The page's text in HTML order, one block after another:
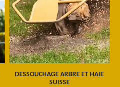
DESSOUCHAGE ARBRE ET HAIE
SUISSE